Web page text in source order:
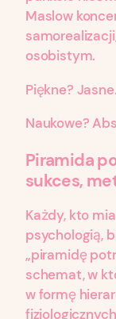
Maslow
osobistym.
Piękne? Jasne.
Naukowe?
Piramida
sukces,
Każdy, kto
psychologią,
„piramidę
schemat, w
w formę